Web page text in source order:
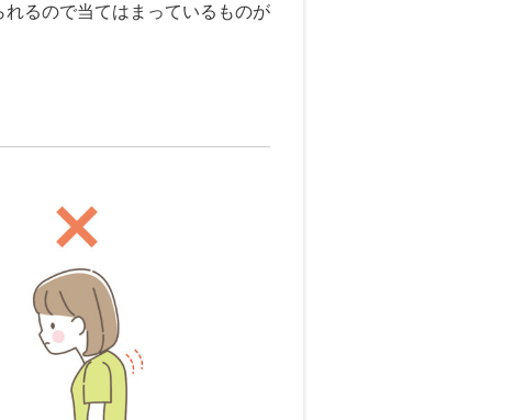
るので当てはまっているものが